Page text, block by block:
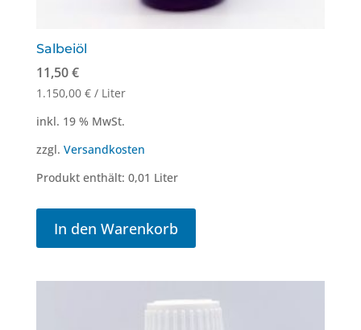
Salbeiöl
11,50€
1.150,00 €/ Liter
inkl. 19 % MwSt.
zzgl. Versandkosten
Produkt enthält: 0,01 Liter
In den Warenkorb